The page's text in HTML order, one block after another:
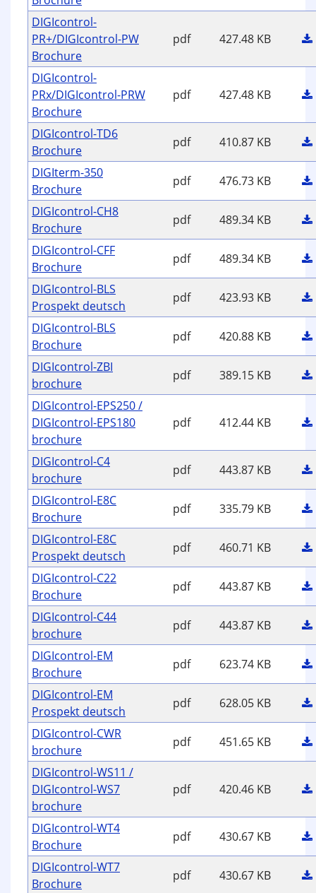
DIGIcontrol-
PR+/DIGIcontrol-PW
Brochure
pdf 427.48 KB
DIGIcontrol-
PRx/DIGIcontrol-PRW
Brochure
pdf 427.48 KB
DIGIcontrol-TD6
Brochure
pdf
410.87 KB
DIGIterm-350
Brochure
pdf
476.73 KB
DIGIcontrol-CH8
Brochure
pdf
489.34 KB
DIGIcontrol-CFF
Brochure
pdf
489.34 KB
DIGIcontrol-BLS
Prospekt deutsch
pdf
423.93 KB
DIGIcontrol-BLS
Brochure
pdf
420.88 KB
DIGIcontrol-ZBI
brochure
pdf
389.15 KB
DIGIcontrol-EPS250 /
DIGIcontrol-EPS180
brochure
pdf 412.44 KB
DIGIcontrol-C4
brochure
pdf
443.87 KB
DIGIcontrol-E8C
Brochure
pdf
335.79 KB
DIGIcontrol-E8C
Prospekt deutsch
pdf
460.71 KB
DIGIcontrol-C22
Brochure
pdf
443.87 KB
DIGIcontrol-C44
brochure
pdf
443.87 KB
DIGIcontrol-EM
Brochure
pdf
623.74 KB
DIGIcontrol-EM
Prospekt deutsch
pdf
628.05 KB
DIGIcontrol-CWR
brochure
pdf
451.65 KB
DIGIcontrol-WS11 /
DIGIcontrol-WS7
brochure
pdf 420.46 KB
DIGIcontrol-WT4
Brochure
pdf
430.67 KB
DIGIcontrol-WT7
Brochure
pdf
430.67 KB